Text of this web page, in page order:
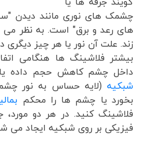
چشمک های نوری مانند دیدن
های رعد و برق" است. به نظر
زند. علت آن نور یا هر چیز
بیشتر فلاشینگ ها هنگامی
داخل چشم کاهش حجم داده
شبکیه (لایه حساس به نور
بخورد یا چشم ها را محکم
فلاشینگ کنید. در هر دو
فیزیکی بر روی شبکیه ایجاد می